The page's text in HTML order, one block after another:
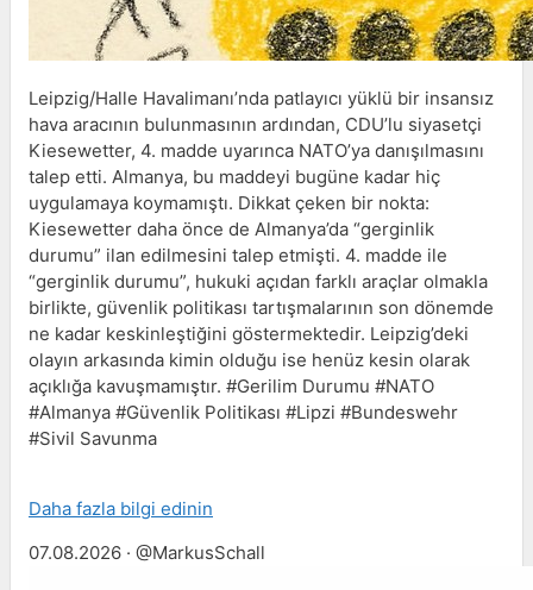
Leipzig/Halle Havalimanı’nda patlayıcı yüklü bir insansız
hava aracının bulunmasının ardından, CDU’lu siyasetçi
Kiesewetter, 4. madde uyarınca NATO’ya danışılmasını
talep etti. Almanya, bu maddeyi bugüne kadar hiç
uygulamaya koymamıştı. Dikkat çeken bir nokta:
Kiesewetter daha önce de Almanya’da “gerginlik
durumu” ilan edilmesini talep etmişti. 4. madde ile
“gerginlik durumu”, hukuki açıdan farklı araçlar olmakla
birlikte, güvenlik politikası tartışmalarının son dönemde
ne kadar keskinleştiğini göstermektedir. Leipzig’deki
olayın arkasında kimin olduğu ise henüz kesin olarak
açıklığa kavuşmamıştır. #Gerilim Durumu #NATO
#Almanya #Güvenlik Politikası #Lipzi #Bundeswehr
#Sivil Savunma
Daha fazla bilgi edinin
07.08.2026 · @MarkusSchall